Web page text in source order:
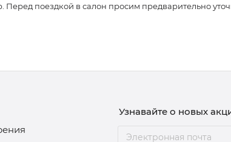
поездкой в салон просим предварительно
Узнавайте о новых